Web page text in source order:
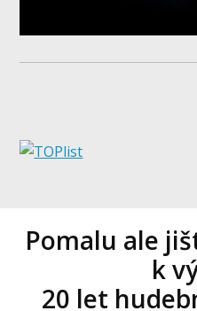
Pomalu ale
k
20 let